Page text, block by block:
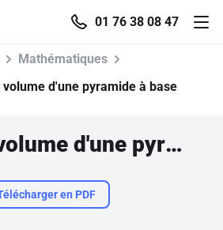
01 76 38 08 47
Mathématiques
d'une pyramide à base
Calculer le volume d'une pyramide à base rectangulaire
en PDF